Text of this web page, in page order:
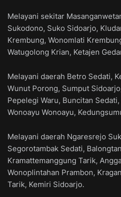
Melayani sekitar
Sukodono, Suko Sidoarjo,
Krembung, Wonomlati
Watugolong Krian, Ketajen
Melayani daerah Betro Sedati,
Wunut Porong, Sumput
Pepelegi Waru, Buncitan
Wonoayu Wonoayu,
Melayani daerah Ngaresrejo
Segorotambak Sedati,
Kramattemanggung Tarik,
Wonoplintahan Prambon,
Tarik, Kemiri Sidoarjo.